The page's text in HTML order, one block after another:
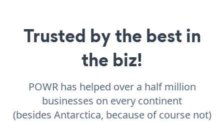
Trusted by the best in
the biz!
POWR has helped over a half million
businesses on every continent
(besides Antarctica, because of course not)